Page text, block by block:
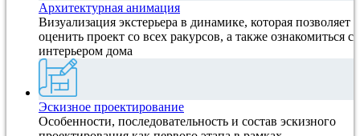
Архитектурная анимация
Визуализация экстерьера в динамике, которая позволяет
оценить проект со всех ракурсов, а также ознакомиться с
интерьером дома
Эскизное проектирование
Особенности, последовательность и состав эскизного